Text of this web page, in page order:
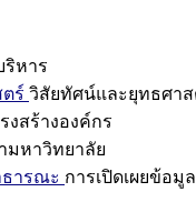
หาร
ร์ วิสัยทัศน์และยุทธศาส
งสร้างองค์กร
มหาวิทยาลัย
ธารณะ การเปิดเผยข้อมู